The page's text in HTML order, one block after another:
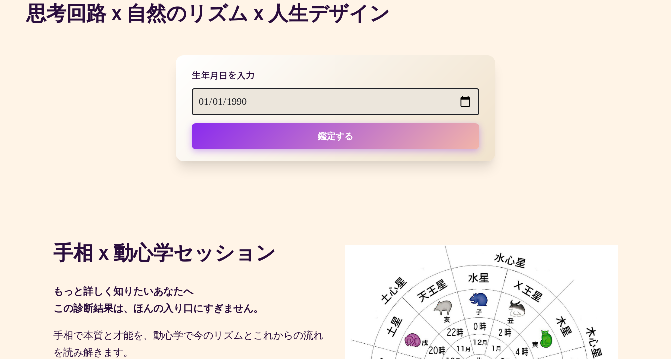
思考回路ｘ自然のリズムｘ人生デザイン
生年月日を入力
鑑定する
手相ｘ動心学セッション
もっと詳しく知りたいあなたへ
この診断結果は、ほんの入り口にすぎません。
手相で本質と才能を、動心学で今のリズムとこれからの流れ
を読み解きます。